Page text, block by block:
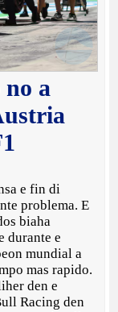
a
e fin di
problema. E
biaha
durante e
mundial a
mas rapido.
den e
Racing den